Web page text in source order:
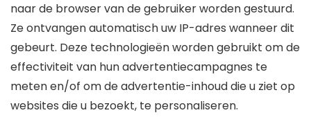
naar de browser van de gebruiker worden gestuurd.
Ze ontvangen automatisch uw IP-adres wanneer dit
gebeurt. Deze technologieën worden gebruikt om de
effectiviteit van hun advertentiecampagnes te
meten en/of om de advertentie-inhoud die u ziet op
websites die u bezoekt, te personaliseren.